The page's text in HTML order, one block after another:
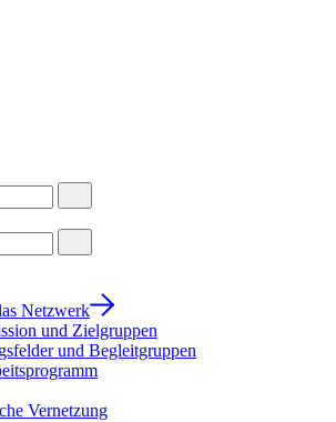
Netzwerk
und Zielgruppen
und Begleitgruppen
Vernetzung